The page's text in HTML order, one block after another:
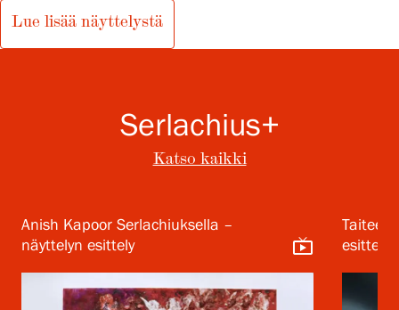
Medialle
Verkkokauppa
Lue lisää näyttelystä
Serlachius+
Katso kaikki
Anish Kapoor Serlachiuksella –
näyttelyn esittely
live_tv
Taiteen
esittely